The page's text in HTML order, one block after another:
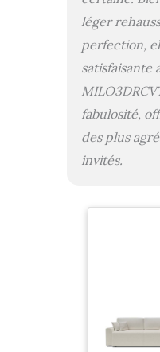
léger
perfection,
satisfaisante
fabulosité,
des plus
invités.